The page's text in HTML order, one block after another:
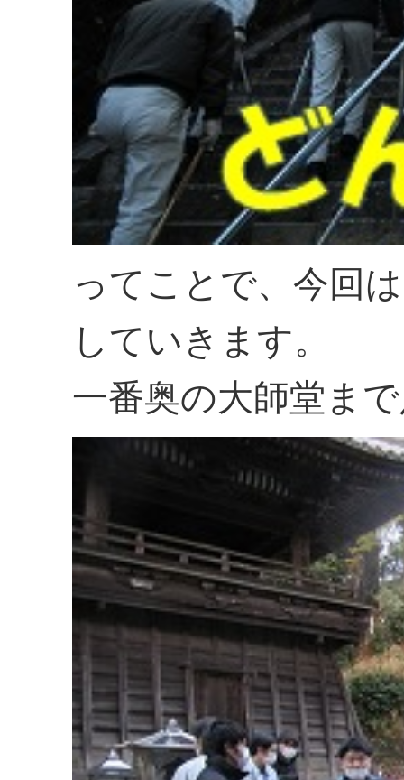
ってことで、今回
していきます。
一番奥の大師堂ま